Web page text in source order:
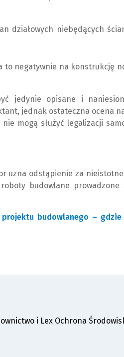
działowych niebędących
to negatywnie na konstrukcję
jedynie opisane i
jednak ostateczna ocena
mogą służyć legalizacji
uzna odstąpienie za
budowlane prowadzone
budowlanego – gdzie
i Lex Ochrona